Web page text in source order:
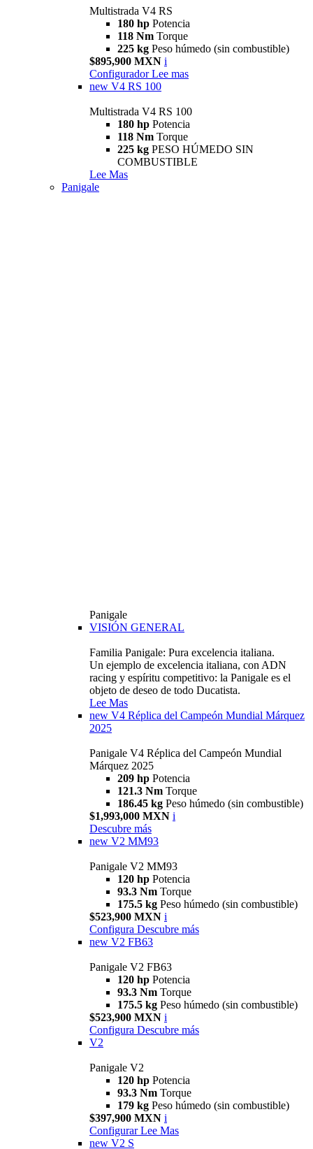
Multistrada V4 RS
180 hp Potencia
118 Nm Torque
225 kg Peso húmedo (sin combustible)
$895,900 MXN i
Configurador Lee mas
new V4 RS 100
Multistrada V4 RS 100
180 hp Potencia
118 Nm Torque
225 kg PESO HÚMEDO SIN
COMBUSTIBLE
Lee Mas
Panigale
Panigale
VISIÓN GENERAL
Familia Panigale: Pura excelencia italiana.
Un ejemplo de excelencia italiana, con ADN
racing y espíritu competitivo: la Panigale es el
objeto de deseo de todo Ducatista.
Lee Mas
new V4 Réplica del Campeón Mundial Márquez
2025
Panigale V4 Réplica del Campeón Mundial
Márquez 2025
209 hp Potencia
121.3 Nm Torque
186.45 kg Peso húmedo (sin combustible)
$1,993,000 MXN i
Descubre más
new V2 MM93
Panigale V2 MM93
120 hp Potencia
93.3 Nm Torque
175.5 kg Peso húmedo (sin combustible)
$523,900 MXN i
Configura Descubre más
new V2 FB63
Panigale V2 FB63
120 hp Potencia
93.3 Nm Torque
175.5 kg Peso húmedo (sin combustible)
$523,900 MXN i
Configura Descubre más
V2
Panigale V2
120 hp Potencia
93.3 Nm Torque
179 kg Peso húmedo (sin combustible)
$397,900 MXN i
Configurar Lee Mas
new V2 S